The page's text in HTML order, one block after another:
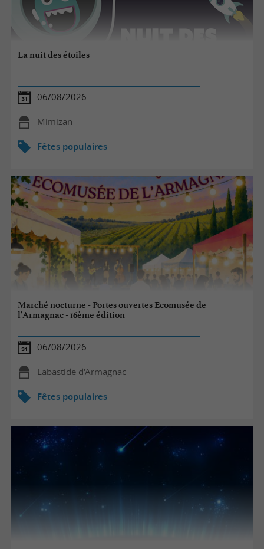
La nuit des étoiles
06/08/2026
Mimizan
Fêtes populaires
Marché nocturne - Portes ouvertes Ecomusée de
l'Armagnac - 16ème édition
06/08/2026
Labastide d'Armagnac
Fêtes populaires